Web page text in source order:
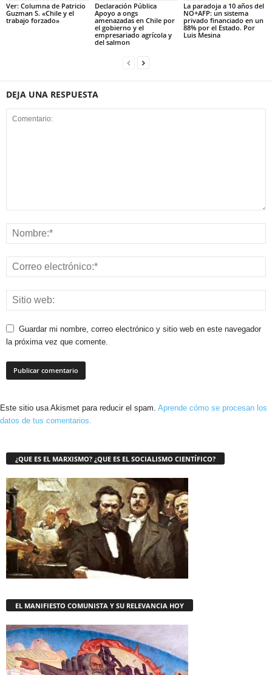
Ver: Columna de Patricio
Guzman S. «Chile y el
trabajo forzado»
Declaración Pública
Apoyo a ongs
amenazadas en Chile por
el gobierno y el
empresariado agrícola y
del salmon
La paradoja a 10 años del
NO+AFP: un sistema
privado financiado en un
88% por el Estado. Por
Luis Mesina
DEJA UNA RESPUESTA
Guardar mi nombre, correo electrónico y sitio web en este navegador
la próxima vez que comente.
Este sitio usa Akismet para reducir el spam. Aprende cómo se procesan los
datos de tus comentarios.
¿QUE ES EL MARXISMO? ¿QUE ES EL SOCIALISMO CIENTÍFICO?
EL MANIFIESTO COMUNISTA Y SU RELEVANCIA HOY